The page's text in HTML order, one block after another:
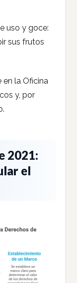
uso y goce:
sus frutos
la Oficina
y, por
2021:
el